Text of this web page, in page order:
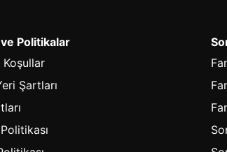
Politikalar
Şartları